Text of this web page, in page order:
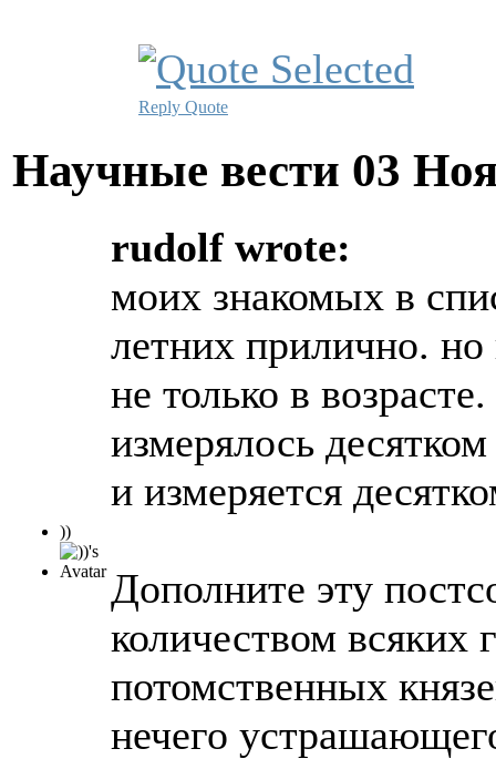
Reply Quote
Научные вести 03
))
rudolf wrote:
моих знакомых в
летних прилично. но
не только в
измерялось
и измеряется
Дополните эту
количеством всяких
потомственных
нечего